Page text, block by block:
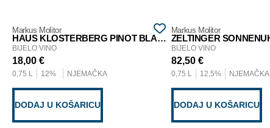
Markus Molitor
HAUS KLOSTERBERG PINOT BLANC 2019
BIJELO VINO
18,00 €
0,75 L 12% NJEMAČKA
DODAJ U KOŠARICU
Markus Molitor
BIJELO VINO
82,50 €
0,75 L 12,5% NJEMAČKA
DODAJ U KOŠARICU